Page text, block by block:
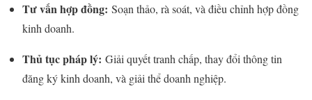
Tư vấn hợp đồng: Soạn thảo, rà soát, và điều chỉnh hợp đồng
kinh doanh.
Thủ tục pháp lý: Giải quyết tranh chấp, thay đổi thông tin
đăng ký kinh doanh, và giải thể doanh nghiệp.